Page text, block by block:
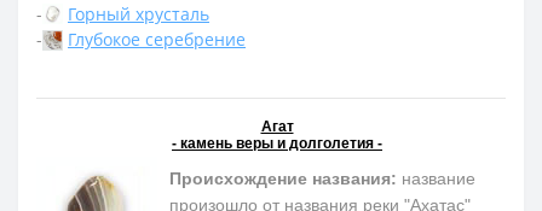
-
Горный хрусталь
-
Глубокое серебрение
Агат
- камень веры и долголетия -
Происхождение названия: название
произошло от названия реки "Ахатас"